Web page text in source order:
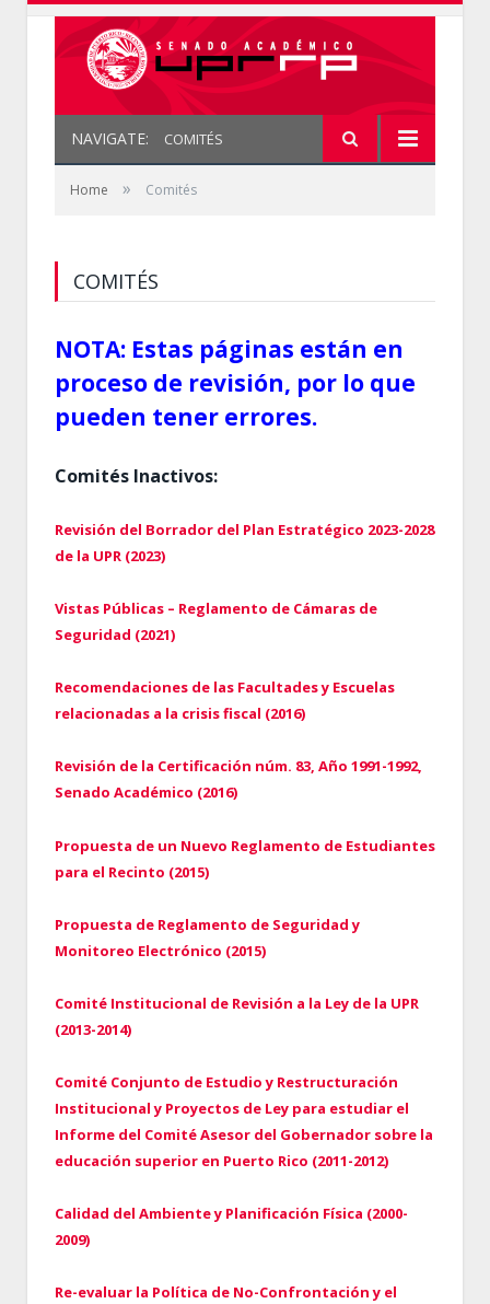
NAVIGATE: COMITÉS
Home » Comités
COMITÉS
NOTA: Estas páginas están en
proceso de revisión, por lo que
pueden tener errores.
Comités Inactivos:
Revisión del Borrador del Plan Estratégico 2023-2028
de la UPR (2023)
Vistas Públicas – Reglamento de Cámaras de
Seguridad (2021)
Recomendaciones de las Facultades y Escuelas
relacionadas a la crisis fiscal (2016)
Revisión de la Certificación núm. 83, Año 1991-1992,
Senado Académico (2016)
Propuesta de un Nuevo Reglamento de Estudiantes
para el Recinto (2015)
Propuesta de Reglamento de Seguridad y
Monitoreo Electrónico (2015)
Comité Institucional de Revisión a la Ley de la UPR
(2013-2014)
Comité Conjunto de Estudio y Restructuración
Institucional y Proyectos de Ley para estudiar el
Informe del Comité Asesor del Gobernador sobre la
educación superior en Puerto Rico (2011-2012)
Calidad del Ambiente y Planificación Física (2000-
2009)
Re-evaluar la Política de No-Confrontación y el